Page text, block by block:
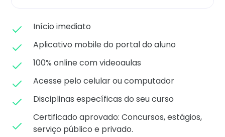
Início imediato
Aplicativo mobile do portal do aluno
100% online com videoaulas
Acesse pelo celular ou computador
Disciplinas específicas do seu curso
Certificado aprovado: Concursos, estágios,
serviço público e privado.